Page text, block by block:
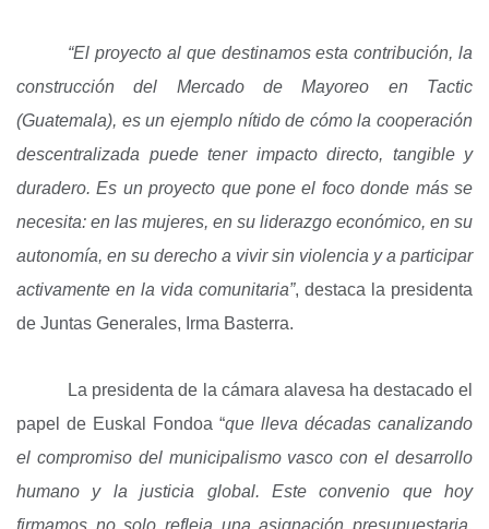
“El proyecto al que destinamos esta contribución, la
construcción del Mercado de Mayoreo en Tactic
(Guatemala), es un ejemplo nítido de cómo la cooperación
descentralizada puede tener impacto directo, tangible y
duradero. Es un proyecto que pone el foco donde más se
necesita: en las mujeres, en su liderazgo económico, en su
autonomía, en su derecho a vivir sin violencia y a participar
activamente en la vida comunitaria”, destaca la presidenta
de Juntas Generales, Irma Basterra.
La presidenta de la cámara alavesa ha destacado el
papel de Euskal Fondoa “que lleva décadas canalizando
el compromiso del municipalismo vasco con el desarrollo
humano y la justicia global. Este convenio que hoy
firmamos no solo refleja una asignación presupuestaria,